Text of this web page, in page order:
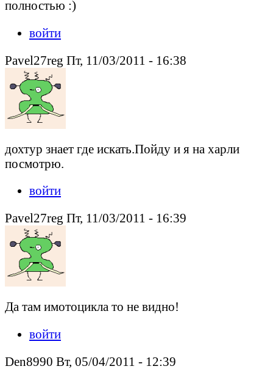
полностью :)
войти
Pavel27reg Пт, 11/03/2011 - 16:38
дохтур знает где искать.Пойду и я на харли
посмотрю.
войти
Pavel27reg Пт, 11/03/2011 - 16:39
Да там имотоцикла то не видно!
войти
Den8990 Вт, 05/04/2011 - 12:39